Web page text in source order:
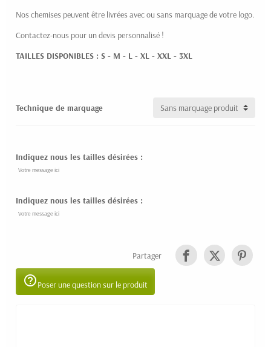
Nos chemises peuvent être livrées avec ou sans marquage de votre logo.
Contactez-nous pour un devis personnalisé !
TAILLES DISPONIBLES : S - M - L - XL - XXL - 3XL
Technique de marquage
Indiquez nous les tailles désirées :
Indiquez nous les tailles désirées :
Partager
help_outlinePoser une question sur le produit